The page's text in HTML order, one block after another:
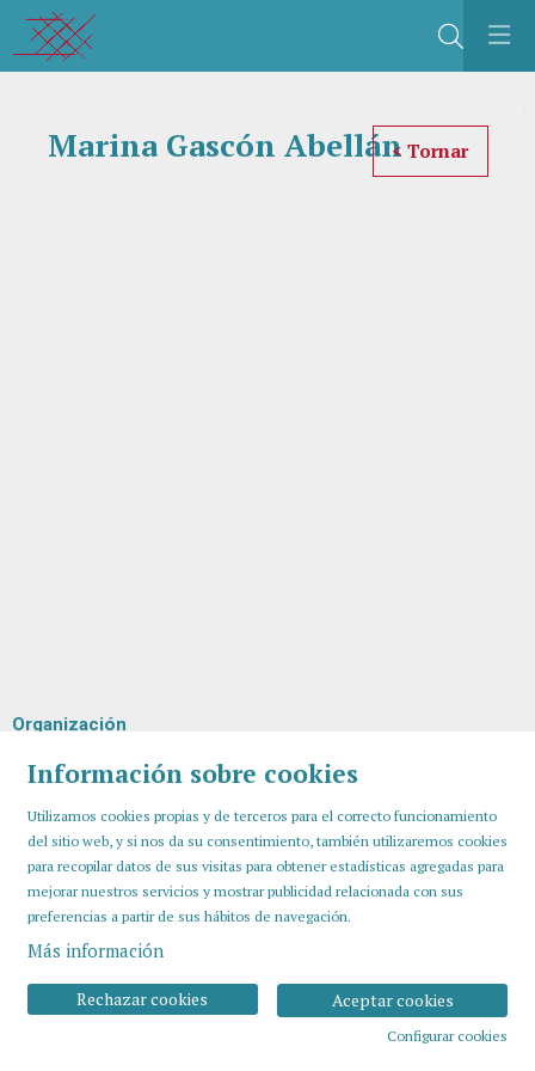
Buscar
< Tornar
Marina Gascón Abellán
Organización
Información sobre cookies
Utilizamos cookies propias y de terceros para el correcto funcionamiento
del sitio web, y si nos da su consentimiento, también utilizaremos cookies
para recopilar datos de sus visitas para obtener estadísticas agregadas para
mejorar nuestros servicios y mostrar publicidad relacionada con sus
preferencias a partir de sus hábitos de navegación.
Más información
Aceptar cookies
Rechazar cookies
Configurar cookies